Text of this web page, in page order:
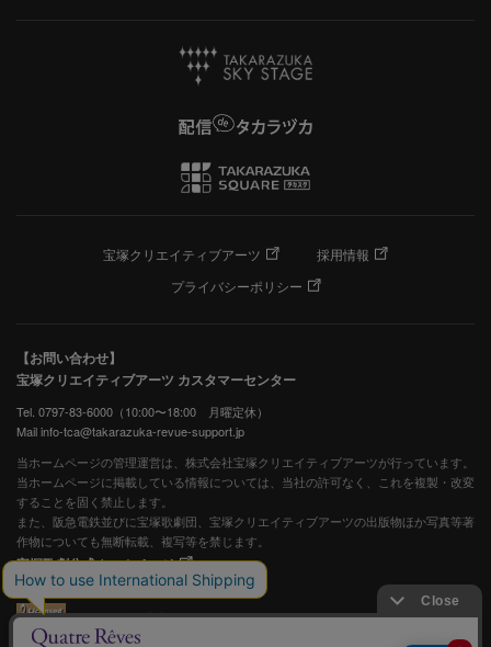
宝塚クリエイティブアーツ
採用情報
プライバシーポリシー
【お問い合わせ】
宝塚クリエイティブアーツ カスタマーセンター
Tel. 0797-83-6000（10:00〜18:00 月曜定休）
Mail info-tca@takarazuka-revue-support.jp
当ホームページの管理運営は、株式会社宝塚クリエイティブアーツが行っています。
当ホームページに掲載している情報については、当社の許可なく、これを複製・改変
することを固く禁止します。
また、阪急電鉄並びに宝塚歌劇団、宝塚クリエイティブアーツの出版物ほか写真等著
作物についても無断転載、複写等を禁じます。
宝塚歌劇公式ホームページ
JASRAC許諾番号：S0507081515
JASRAC許諾番号：9009941002Y45040